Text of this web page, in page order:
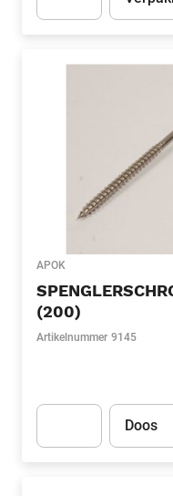
APOK
(200)
Artikelnummer 9145
Eenheid
Doos